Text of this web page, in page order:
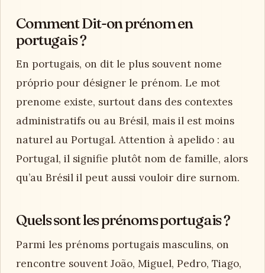
Comment Dit-on prénom en
portugais ?
En portugais, on dit le plus souvent nome
próprio pour désigner le prénom. Le mot
prenome existe, surtout dans des contextes
administratifs ou au Brésil, mais il est moins
naturel au Portugal. Attention à apelido : au
Portugal, il signifie plutôt nom de famille, alors
qu’au Brésil il peut aussi vouloir dire surnom.
Quels sont les prénoms portugais ?
Parmi les prénoms portugais masculins, on
rencontre souvent João, Miguel, Pedro, Tiago,